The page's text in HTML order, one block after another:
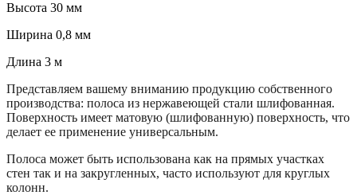
Высота 30 мм
Ширина 0,8 мм
Длина 3 м
Представляем вашему вниманию продукцию собственного
производства: полоса из нержавеющей стали шлифованная.
Поверхность имеет матовую (шлифованную) поверхность, что
делает ее применение универсальным.
Полоса может быть использована как на прямых участках
стен так и на закругленных, часто используют для круглых
колонн.